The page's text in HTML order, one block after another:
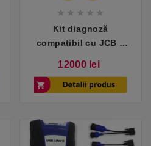
    
Kit diagnoză
compatibil cu JCB –
laptop
12000 lei